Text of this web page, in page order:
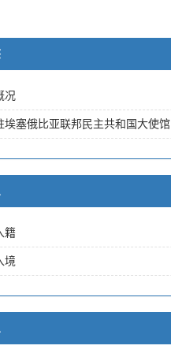
况
埃塞俄比亚联邦民主共和国大使馆
籍
境